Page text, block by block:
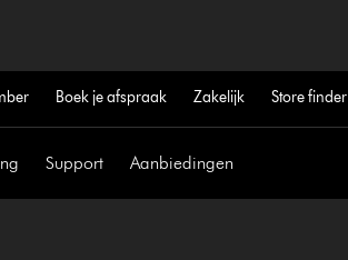
Boek je afspraak Zakelijk Store finder
Support Aanbiedingen